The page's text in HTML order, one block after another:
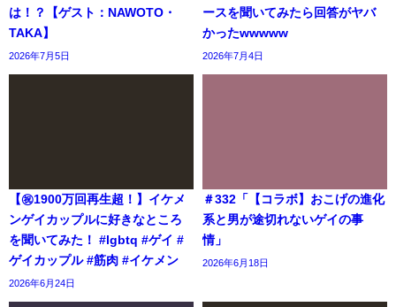
は！？【ゲスト：NAWOTO・
TAKA】
2026年7月5日
ースを聞いてみたら回答がヤバ
かったwwwww
2026年7月4日
【㊗️1900万回再生超！】イケメ
ンゲイカップルに好きなところ
を聞いてみた！ #lgbtq #ゲイ #
ゲイカップル #筋肉 #イケメン
2026年6月24日
＃332「【コラボ】おこげの進化
系と男が途切れないゲイの事
情」
2026年6月18日